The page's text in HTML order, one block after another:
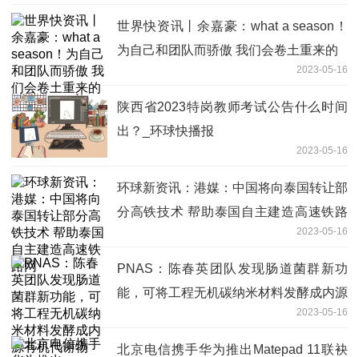
世界快资讯丨余嘉豪：what a season！
为自己和团队而骄傲 我们会卷土重来的
2023-05-16
陕西省2023特岗教师考试公告什么时间
出？_环球快播报
2023-05-16
环球新资讯：港媒：中国将向泰国转让部
分高铁技术 帮助泰国自主建造高速铁路
2023-05-16
PNAS：陈春英团队发现肠道菌群新功
能，可将工程无机碳纳米材料发酵成内源
2023-05-16
北京电信携手华为推出Matepad 11联袂